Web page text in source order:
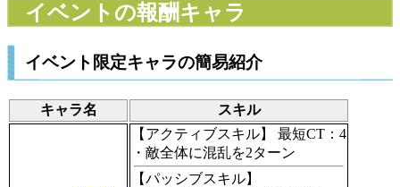
イベントの報酬キャラ
イベント限定キャラの簡易紹介
キャラ名 スキル
【アクティブスキル】
最短CT：4
・敵全体に混乱を2ターン
【パッシブスキル】